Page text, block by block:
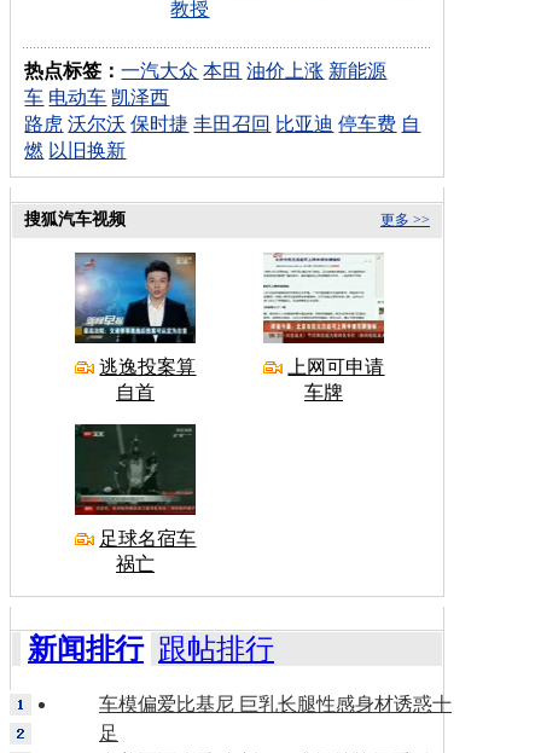
教授
热点标签：一汽大众 本田 油价上涨 新能源
车 电动车 凯泽西
路虎 沃尔沃 保时捷 丰田召回 比亚迪 停车费 自
燃 以旧换新
更多 >>
搜狐汽车视频
逃逸投案算
自首
上网可申请
车牌
足球名宿车
祸亡
新闻排行 跟帖排行
车模偏爱比基尼 巨乳长腿性感身材诱惑十
足